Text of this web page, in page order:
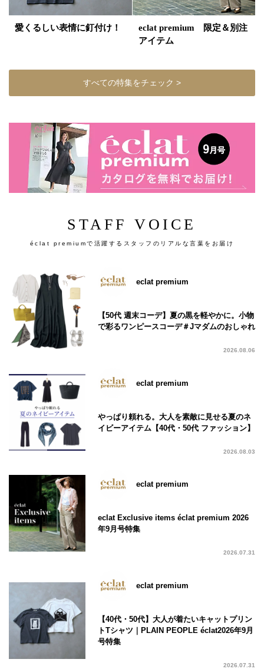
愛くるしい表情に釘付け！
eclat premium 限定＆別注
アイテム
すべての特集をチェック >
STAFF VOICE
éclat premiumで活躍するスタッフのリアルな言葉をお届け
eclat premium
【50代 週末コーデ】夏の黒を軽やかに。小物
で彩るワンピースコーデ＃Jマダムのおしゃれ
2026.08.06
eclat premium
やっぱり頼れる。大人を素敵に見せる夏のネ
イビーアイテム【40代・50代 ファッション】
2026.08.03
eclat premium
eclat Exclusive items éclat premium 2026
年9月号特集
2026.07.31
eclat premium
【40代・50代】大人が着たいキャットプリン
トTシャツ｜PLAIN PEOPLE éclat2026年9月
号特集
2026.07.31